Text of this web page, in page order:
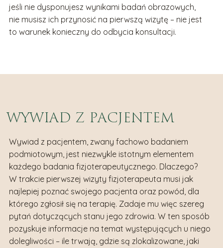
jeśli nie dysponujesz wynikami badań obrazowych,
nie musisz ich przynosić na pierwszą wizytę – nie jest
to warunek konieczny do odbycia konsultacji.
WYWIAD Z PACJENTEM
Wywiad z pacjentem, zwany fachowo badaniem
podmiotowym, jest niezwykle istotnym elementem
każdego badania fizjoterapeutycznego. Dlaczego?
W trakcie pierwszej wizyty fizjoterapeuta musi jak
najlepiej poznać swojego pacjenta oraz powód, dla
którego zgłosił się na terapię. Zadaje mu więc szereg
pytań dotyczących stanu jego zdrowia. W ten sposób
pozyskuje informacje na temat występujących u niego
dolegliwości – ile trwają, gdzie są zlokalizowane, jaki